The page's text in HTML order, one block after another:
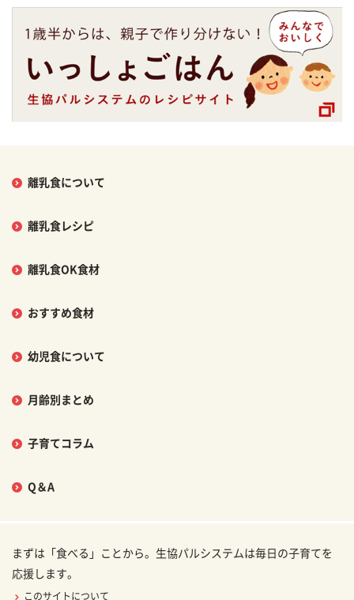
離乳食について
離乳食レシピ
離乳食OK食材
おすすめ食材
幼児食について
月齢別まとめ
子育てコラム
Q＆A
まずは「食べる」ことから。生協パルシステムは毎日の子育てを
応援します。
このサイトについて